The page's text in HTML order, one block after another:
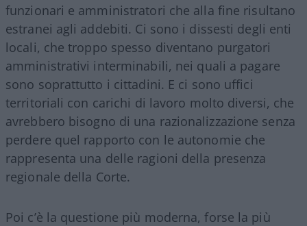
funzionari e amministratori che alla fine risultano
estranei agli addebiti. Ci sono i dissesti degli enti
locali, che troppo spesso diventano purgatori
amministrativi interminabili, nei quali a pagare
sono soprattutto i cittadini. E ci sono uffici
territoriali con carichi di lavoro molto diversi, che
avrebbero bisogno di una razionalizzazione senza
perdere quel rapporto con le autonomie che
rappresenta una delle ragioni della presenza
regionale della Corte.
Poi c’è la questione più moderna, forse la più